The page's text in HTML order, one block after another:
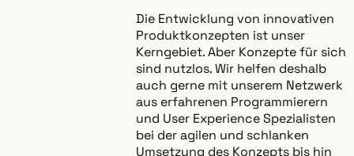
Die Entwicklung von innovativen
Produktkonzepten ist unser
Kerngebiet. Aber Konzepte für sich
sind nutzlos. Wir helfen deshalb
auch gerne mit unserem Netzwerk
aus erfahrenen Programmierern
und User Experience Spezialisten
bei der agilen und schlanken
Umsetzung des Konzepts bis hin